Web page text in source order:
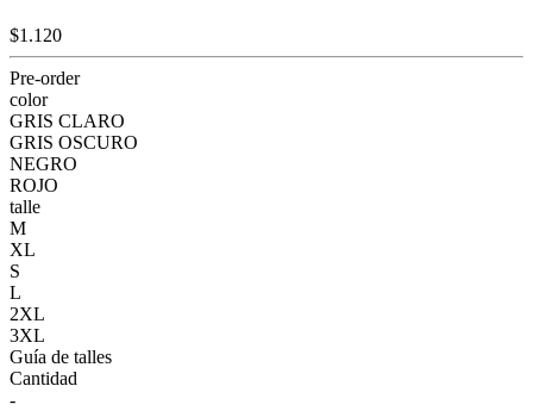
$1.120
Pre-order
color
GRIS CLARO
GRIS OSCURO
NEGRO
ROJO
talle
M
XL
S
L
2XL
3XL
Guía de talles
Cantidad
-